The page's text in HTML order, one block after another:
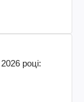
році: